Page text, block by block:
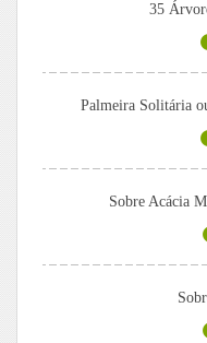
35
Palmeira Solitária
Sobre Acácia